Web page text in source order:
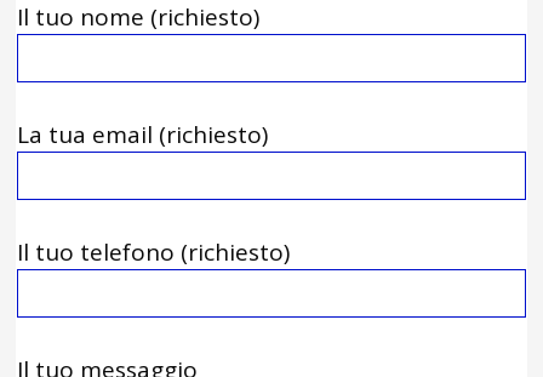
Il tuo nome (richiesto)
La tua email (richiesto)
Il tuo telefono (richiesto)
Il tuo messaggio